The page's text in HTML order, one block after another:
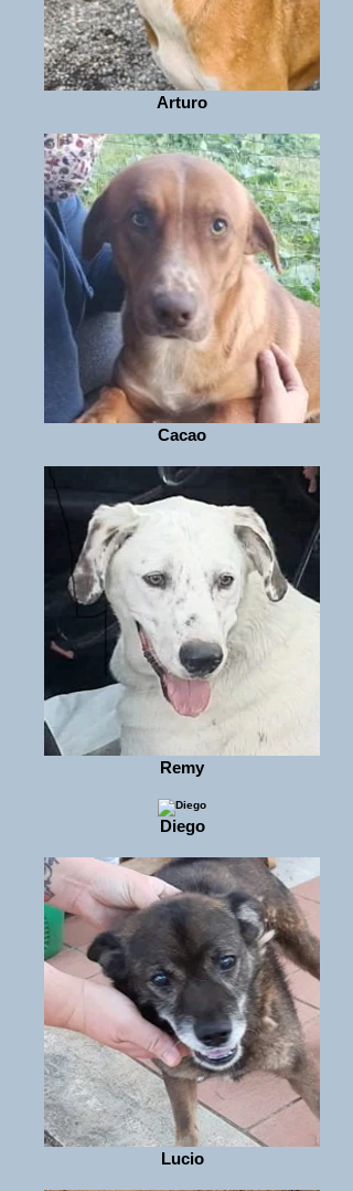
Arturo
Cacao
Remy
Diego
Lucio